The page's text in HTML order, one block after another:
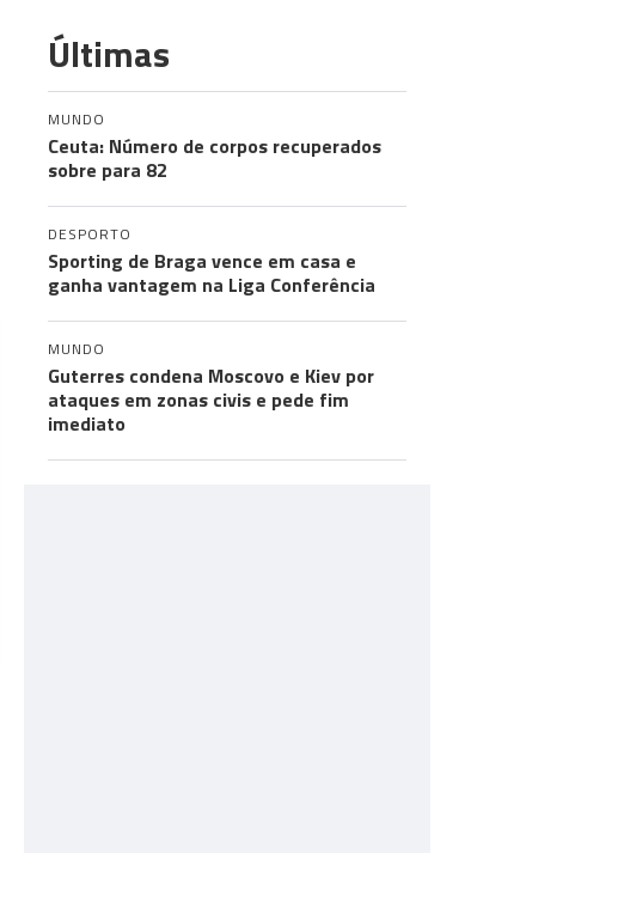
Últimas
MUNDO
Ceuta: Número de corpos recuperados
sobre para 82
DESPORTO
Sporting de Braga vence em casa e
ganha vantagem na Liga Conferência
MUNDO
Guterres condena Moscovo e Kiev por
ataques em zonas civis e pede fim
imediato